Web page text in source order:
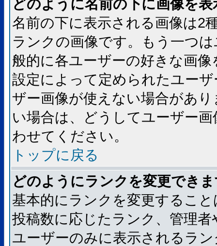
どのように名前の下に画像を
名前の下に表示される画像は2
ランクの画像です。もう一つ
般的に各ユーザーの好きな画
設定によって定められたユー
ザー画像が使えない場合があ
い場合は、どうしてユーザー
わせてください。
トップに戻る
どのようにランクを変更でき
基本的にランクを変更するこ
投稿数に応じたランク、管理
ユーザーのみに表示されるラ